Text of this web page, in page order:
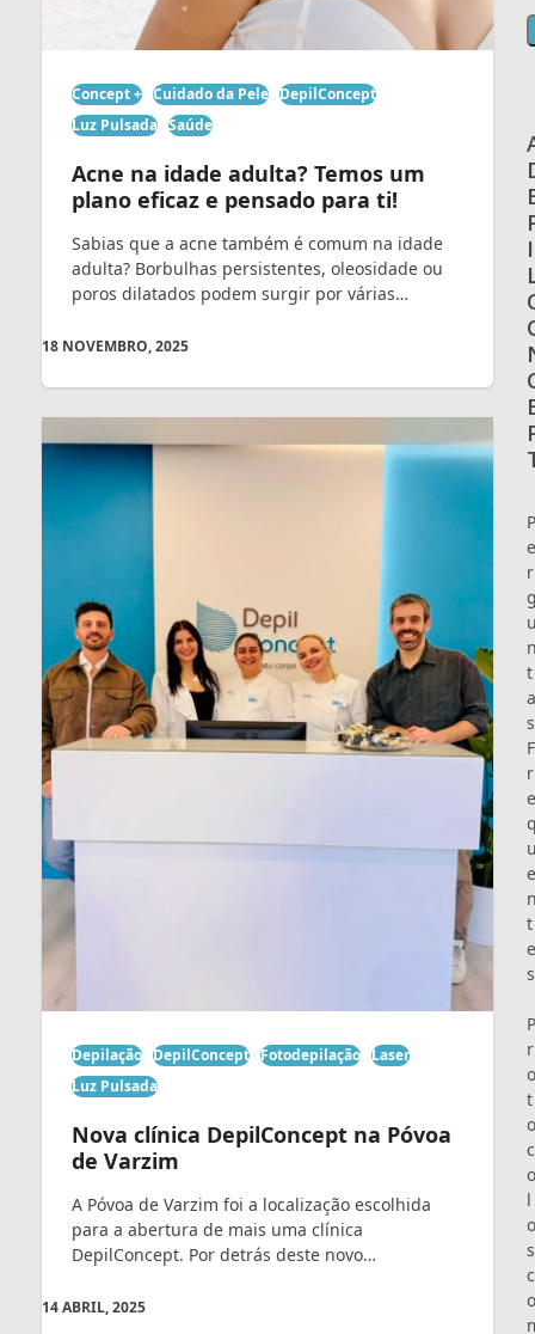
Concept + Cuidado da Pele DepilConcept
Luz Pulsada Saúde
Acne na idade adulta? Temos um
plano eficaz e pensado para ti!
Sabias que a acne também é comum na idade
adulta? Borbulhas persistentes, oleosidade ou
poros dilatados podem surgir por várias…
18 NOVEMBRO, 2025
Depilação DepilConcept Fotodepilação Laser
Luz Pulsada
Nova clínica DepilConcept na Póvoa
de Varzim
A Póvoa de Varzim foi a localização escolhida
para a abertura de mais uma clínica
DepilConcept. Por detrás deste novo…
14 ABRIL, 2025
I
P
e
r
t
a
s
F
r
e
e
t
e
s
P
r
o
t
o
c
o
l
o
s
c
o